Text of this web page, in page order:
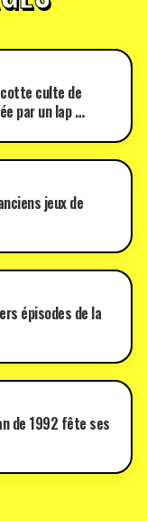
culte de
par un lap …
jeux de
épisodes de la
de 1992 fête ses